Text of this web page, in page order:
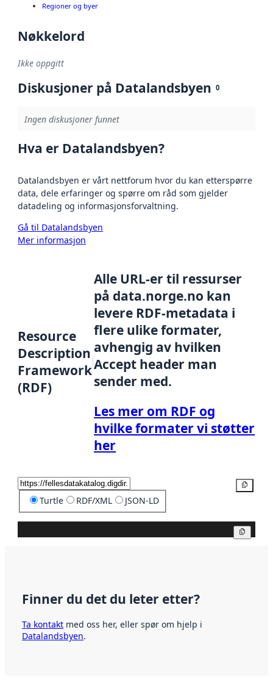
Regioner og byer
Nøkkelord
Ikke oppgitt
Diskusjoner på Datalandsbyen 0
Ingen diskusjoner funnet
Hva er Datalandsbyen?
Datalandsbyen er vårt nettforum hvor du kan etterspørre
data, dele erfaringer og spørre om råd som gjelder
datadeling og informasjonsforvaltning.
Gå til Datalandsbyen
Mer informasjon
Resource
Description
Framework
(RDF)
Alle URL-er til ressurser
på data.norge.no kan
levere RDF-metadata i
flere ulike formater,
avhengig av hvilken
Accept header man
sender med.
Les mer om RDF og
hvilke formater vi støtter
her
Turtle RDF/XML JSON-LD
Finner du det du leter etter?
Ta kontakt med oss her, eller spør om hjelp i
Datalandsbyen.